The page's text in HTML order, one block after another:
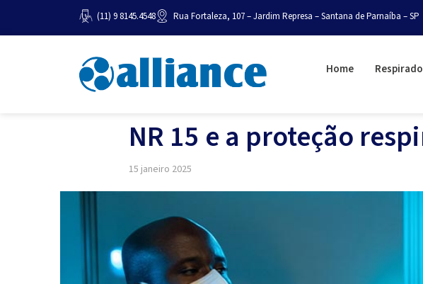
(11) 9 8145.4548 Rua Fortaleza, 107 – Jardim Represa – Santana de Parnaíba – SP
Home
NR 15 e a proteção
15 janeiro 2025